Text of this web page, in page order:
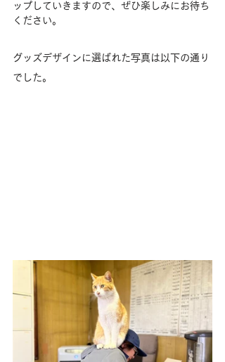
ップしていきますので、ぜひ楽しみにお待ち
ください。
グッズデザインに選ばれた写真は以下の通り
でした。